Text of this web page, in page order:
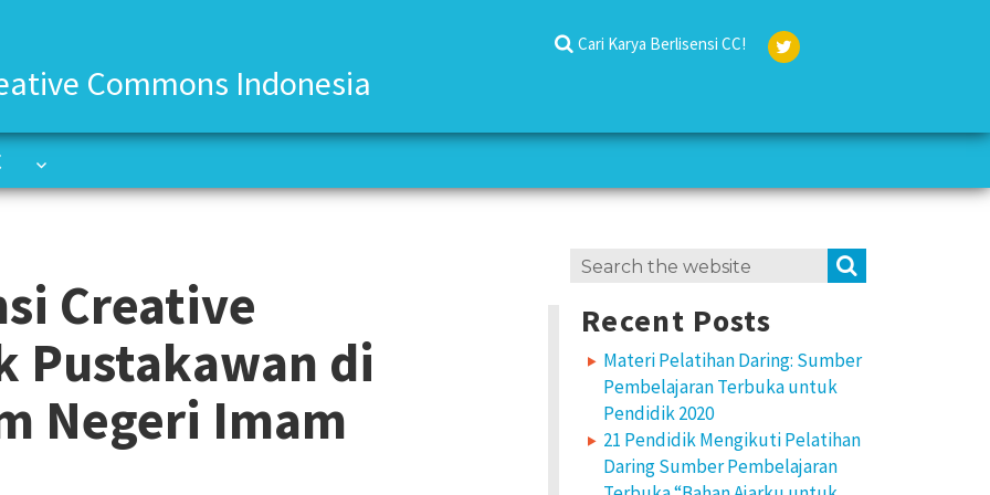
Commons Indonesia
Cari Karya Berlisensi CC!
Creative
Pustakawan di
Negeri Imam
Search
Recent Posts
Materi Pelatihan Daring: Sumber
Pembelajaran Terbuka untuk
Pendidik 2020
21 Pendidik Mengikuti Pelatihan
Daring Sumber Pembelajaran